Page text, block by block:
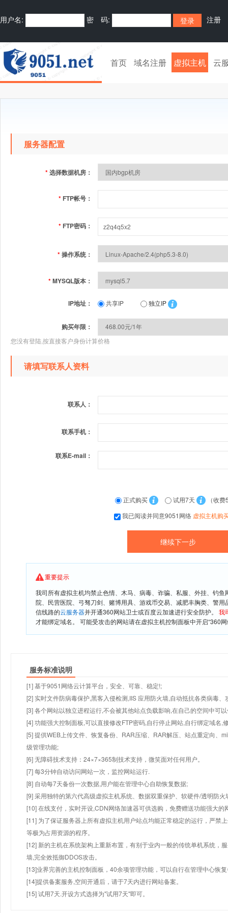
用户名: 密 码: 注册
首页 域名注册 虚拟主机 云
服务器配置
*选择数据机房：
* FTP帐号：
* FTP密码：
*操作系统：
*MYSQL版本：
IP地址： 共享IP 独立IP
购买年限：
您没有登陆,按直接客户身份计算价格
请填写联系人资料
联系人：
联系手机：
联系E-mail：
正式购买 试用7天
（收费
我已阅读并同意9051网络 虚拟主机购
重要提示
我司所有虚拟主机均禁止色情、木马、病毒、诈骗、私服、外挂、钓
院、民营医院、弓驽刀剑、赌博用具、游戏币交易、减肥丰胸类、警
信线路的云服务器并开通360网站卫士或百度云加速进行安全防护。 我
才能绑定域名。 可能受攻击的网站请在虚拟主机控制面板中开启“360
服务标准说明
[1] 基于9051网络云计算平台，安全、可靠、稳定!;
[2] 实时文件防病毒保护,黑客入侵检测,IIS 应用防火墙,自动抵抗各类病毒、
[3] 各个网站以独立进程运行,不会被其他站点负载影响,在自己的空间中可
[4] 功能强大控制面板,可以直接修改FTP密码,自行停止网站,自行绑定域名,
[5] 提供WEB上传文件、恢复备份、RAR压缩、RAR解压、站点重定向、
级管理功能;
[6] 无障碍技术支持：24×7×365制技术支持，微笑面对任何用户。
[7] 每3分钟自动访问网站一次，监控网站运行.
[8] 自动每7天备份一次数据,用户能在管理中心自助恢复数据;
[9] 采用独特的第六代高级虚拟主机系统、数据双重保护、软硬件/透明防火
[10] 在线支付，实时开设,CDN网络加速器可供选购，免费赠送功能强大
[11] 为了保证服务器上所有虚拟主机用户站点均能正常稳定的运行，严禁
等极为占用资源的程序。
[12] 新的主机在系统架构上重新布置，有别于业内一般的传统单机系统，
墙,完全效抵御DDOS攻击。
[13]业界完善的主机控制面板，40余项管理功能，可以自行在管理中心恢
[14]提供备案服务,空间开通后，请于7天内进行网站备案。
[15] 试用7天.开设方式选择为"试用7天"即可。